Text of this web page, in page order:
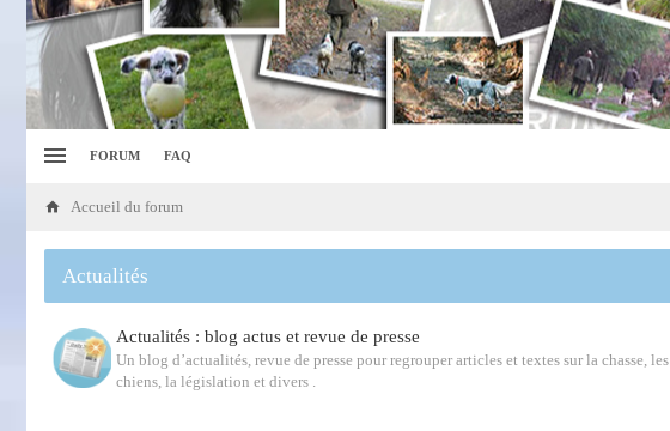
FORUM FAQ
Accueil du forum
Actualités
Actualités : blog actus et revue de presse
Un blog d’actualités, revue de presse pour regrouper articles et textes sur la chasse, les
chiens, la législation et divers .